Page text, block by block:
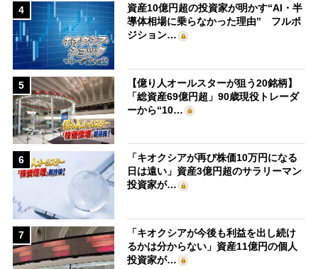
4
資産10億円超の投資家が明かす“AI・半
導体相場に乗らなかった理由” フルポ
ジション…
5
【億り人オールスターが狙う20銘柄】
「総資産69億円超」90歳現役トレーダ
ーから“10…
6
「キオクシアが再び株価10万円になる
日は遠い」資産3億円超のサラリーマン
投資家が…
7
「キオクシアが今後も利益を出し続け
るかは分からない」資産11億円の個人
投資家が…